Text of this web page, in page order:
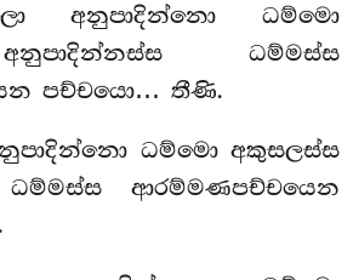
අනුපාදින්නො ධම්මො
ධම්මස්ස
පච්චයො… තීණි.
ධම්මො අකුසලස්ස
ධම්මස්ස ආරම්මණපච්චයෙන